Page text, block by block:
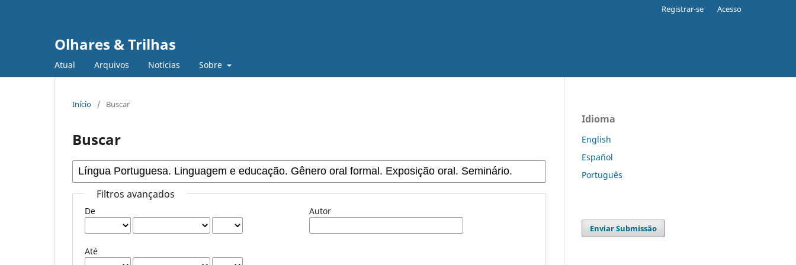
Olhares & Trilhas
Atual Arquivos Notícias Sobre
Registrar-se Acesso
Início / Buscar
Buscar
Filtros avançados
De
Até
Autor
Idioma
English
Español
Português
Enviar Submissão